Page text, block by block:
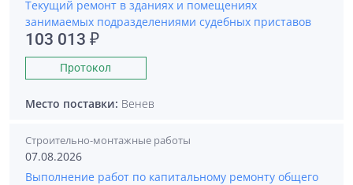
Текущий ремонт в зданиях и помещениях
занимаемых подразделениями судебных приставов
103 013 ₽
Протокол
Место поставки: Венев
Строительно-монтажные работы
07.08.2026
Выполнение работ по капитальному ремонту общего